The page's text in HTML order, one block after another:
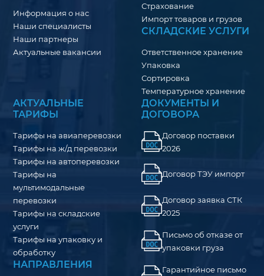
Информация о нас
Наши специалисты
Наши партнеры
Актуальные вакансии
Страхование
Импорт товаров и грузов
СКЛАДСКИЕ УСЛУГИ
Ответственное хранение
Упаковка
Сортировка
Температурное хранение
АКТУАЛЬНЫЕ
ТАРИФЫ
Тарифы на авиаперевозки
Тарифы на ж/д перевозки
Тарифы на автоперевозки
Тарифы на
мультимодальные
перевозки
Тарифы на складские
услуги
Тарифы на упаковку и
обработку
НАПРАВЛЕНИЯ
ДОКУМЕНТЫ И
ДОГОВОРА
Договор поставки
2026
Договор ТЭУ импорт
Договор заявка СТК
2025
Письмо об отказе от
упаковки груза
Гарантийное письмо